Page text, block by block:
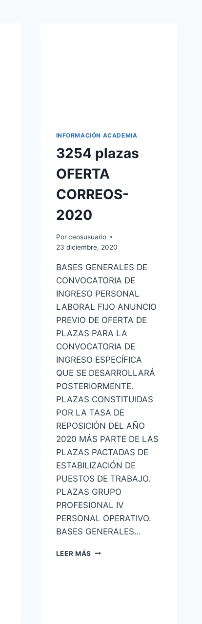
INFORMACIÓN ACADEMIA
3254 plazas
OFERTA
CORREOS-
2020
Por ceosusuario
23 diciembre, 2020
BASES GENERALES DE
CONVOCATORIA DE
INGRESO PERSONAL
LABORAL FIJO ANUNCIO
PREVIO DE OFERTA DE
PLAZAS PARA LA
CONVOCATORIA DE
INGRESO ESPECÍFICA
QUE SE DESARROLLARÁ
POSTERIORMENTE.
PLAZAS CONSTITUIDAS
POR LA TASA DE
REPOSICIÓN DEL AÑO
2020 MÁS PARTE DE LAS
PLAZAS PACTADAS DE
ESTABILIZACIÓN DE
PUESTOS DE TRABAJO.
PLAZAS GRUPO
PROFESIONAL IV
PERSONAL OPERATIVO.
BASES GENERALES…
LEER MÁS 3254